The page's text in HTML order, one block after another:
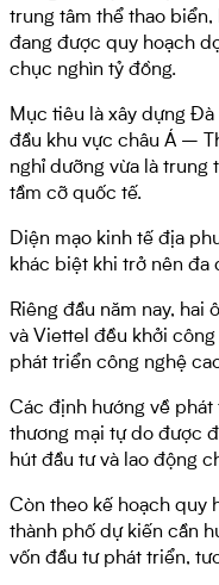
trung tâm thể thao
đang được quy hoạch
chục nghìn tỷ đồng.
Mục tiêu là xây dựng
đầu khu vực châu Á –
nghỉ dưỡng vừa là trung
tầm cỡ quốc tế.
Diện mạo kinh tế địa
khác biệt khi trở nên đa
Riêng đầu năm nay, hai
và Viettel đều khởi
phát triển công nghệ
Các định hướng về
thương mại tự do được
hút đầu tư và lao động
Còn theo kế hoạch quy
thành phố dự kiến cần
vốn đầu tư phát triển,